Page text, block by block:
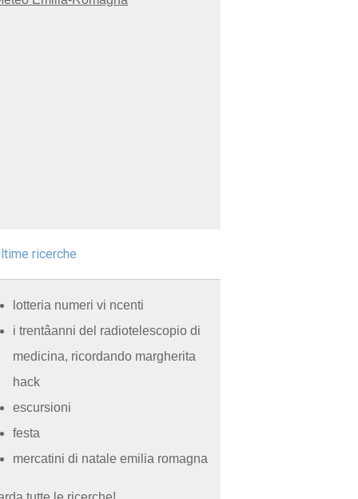
ricerche
lotteria numeri vi ncenti
i trentâanni del radiotelescopio di
medicina, ricordando margherita
hack
escursioni
festa
mercatini di natale emilia romagna